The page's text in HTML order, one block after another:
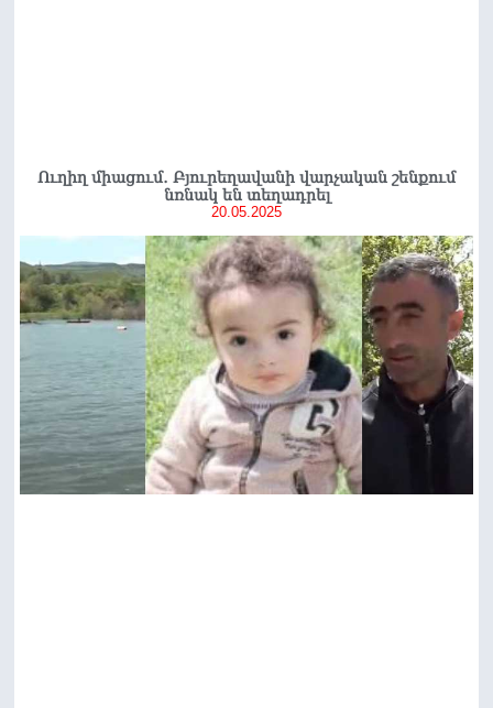
Ուղիղ միացում․ Բյուրեղավանի վարչական շենքում
նռնակ են տեղադրել
20.05.2025